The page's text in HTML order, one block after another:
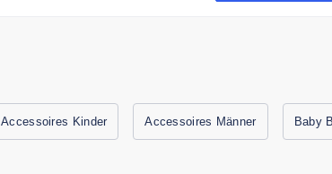
Accessoires Kinder Accessoires Männer Baby